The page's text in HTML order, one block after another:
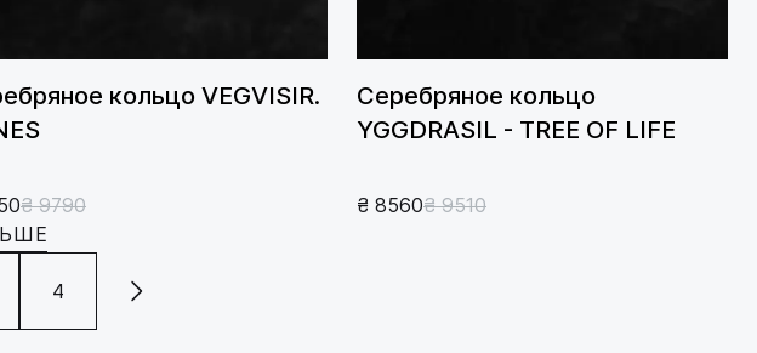
кольцо VEGVISIR.
₴ 9790
Серебряное кольцо
YGGDRASIL - TREE OF LIFE
₴ 8560₴ 9510
4